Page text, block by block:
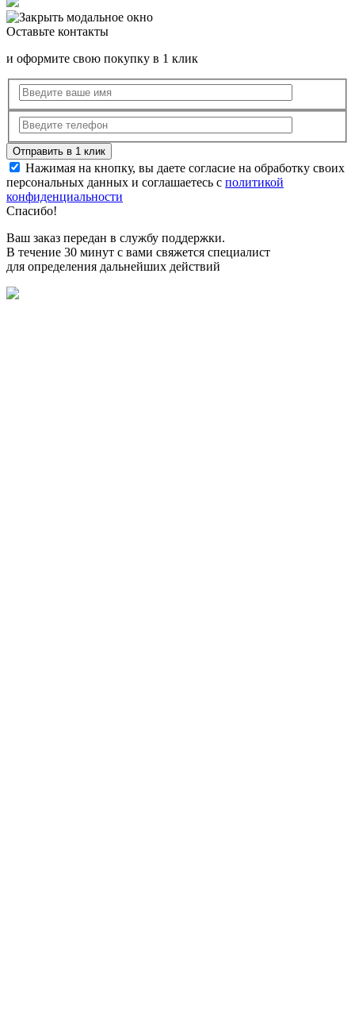
Оставьте контакты
и оформите свою покупку в 1 клик
Нажимая на кнопку, вы даете согласие на обработку своих
персональных данных и соглашаетесь с политикой
конфиденциальности
Спасибо!
Ваш заказ передан в службу поддержки.
В течение 30 минут с вами свяжется специалист
для определения дальнейших действий